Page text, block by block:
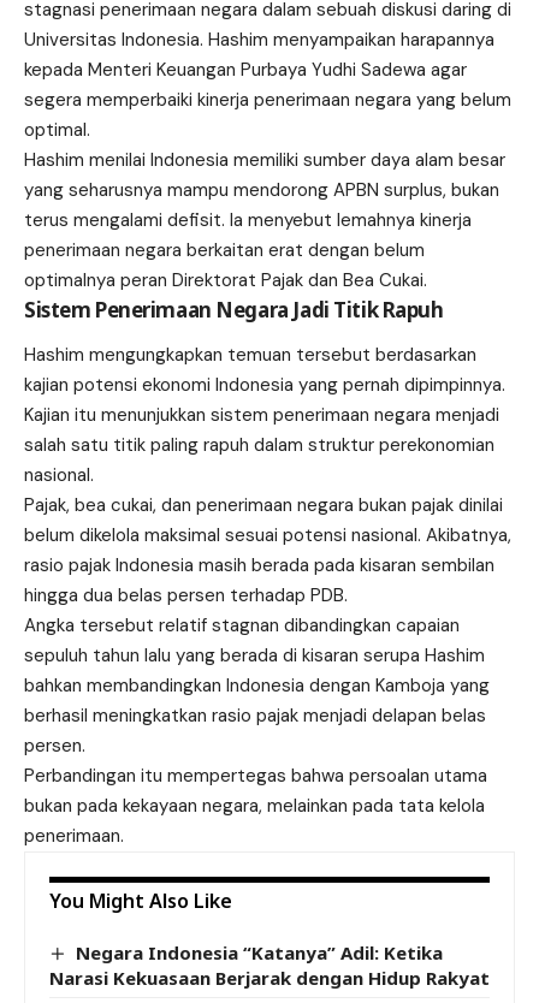
stagnasi penerimaan negara dalam sebuah diskusi daring di
Universitas Indonesia. Hashim menyampaikan harapannya
kepada Menteri Keuangan Purbaya Yudhi Sadewa agar
segera memperbaiki kinerja penerimaan negara yang belum
optimal.
Hashim menilai Indonesia memiliki sumber daya alam besar
yang seharusnya mampu mendorong APBN surplus, bukan
terus mengalami defisit. Ia menyebut lemahnya kinerja
penerimaan negara berkaitan erat dengan belum
optimalnya peran Direktorat Pajak dan Bea Cukai.
Sistem Penerimaan Negara Jadi Titik Rapuh
Hashim mengungkapkan temuan tersebut berdasarkan
kajian potensi ekonomi Indonesia yang pernah dipimpinnya.
Kajian itu menunjukkan sistem penerimaan negara menjadi
salah satu titik paling rapuh dalam struktur perekonomian
nasional.
Pajak, bea cukai, dan penerimaan negara bukan pajak dinilai
belum dikelola maksimal sesuai potensi nasional. Akibatnya,
rasio pajak Indonesia masih berada pada kisaran sembilan
hingga dua belas persen terhadap PDB.
Angka tersebut relatif stagnan dibandingkan capaian
sepuluh tahun lalu yang berada di kisaran serupa Hashim
bahkan membandingkan Indonesia dengan Kamboja yang
berhasil meningkatkan rasio pajak menjadi delapan belas
persen.
Perbandingan itu mempertegas bahwa persoalan utama
bukan pada kekayaan negara, melainkan pada tata kelola
penerimaan.
You Might Also Like
Negara Indonesia “Katanya” Adil: Ketika
Narasi Kekuasaan Berjarak dengan Hidup Rakyat